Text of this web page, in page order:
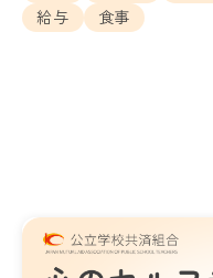
給与
食事